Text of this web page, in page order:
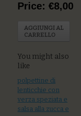
Price: €8,00
AGGIUNGI AL
CARRELLO
You might also
like
polpettine di
lenticchie con
verza speziata e
salsa alla zucca e